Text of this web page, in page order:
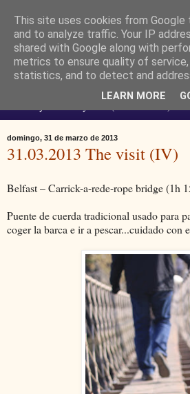
Ferendus K.
personal
domingo, 31 de marzo de 2013
31.03.2013 The visit (IV)
Belfast – Carrick-a-rede-rope bridge (1h
Puente de cuerda tradicional usado para
coger la barca e ir a pescar...cuidado con
This site uses cookies from
and to analyze traffic. Your IP
shared with Google along with
metrics to ensure quality of
statistics, and to detect and
LEARN MORE